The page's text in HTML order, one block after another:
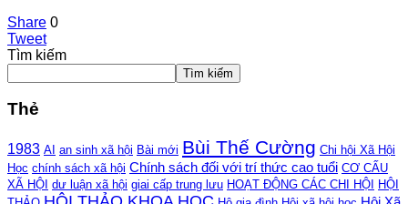
Share 0
Tweet
Tìm kiếm
Tìm kiếm
Thẻ
1983 AI an sinh xã hội Bài mới Bùi Thế Cường Chi hội Xã Hội
Học chính sách xã hội Chính sách đối với trí thức cao tuổi CƠ CẤU
XÃ HỘI dư luận xã hội giai cấp trung lưu HOẠT ĐỘNG CÁC CHI HỘI
HỘI